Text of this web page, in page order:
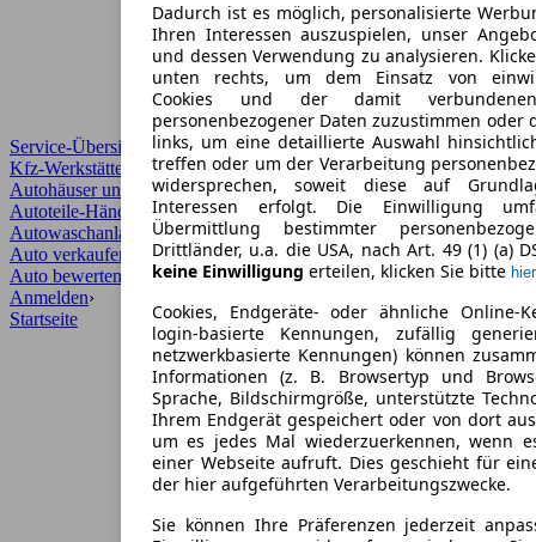
Service-Übersicht
Kfz-Werkstätten
Autohäuser und Händler
Autoteile-Händler
Autowaschanlagen
Auto verkaufen
Auto bewerten
Anmelden›
Dadurch ist es möglich, personalisierte
Ihren Interessen auszuspielen, unser
und dessen Verwendung zu analysieren.
unten rechts, um dem Einsatz von
Cookies und der damit
personenbezogener Daten zuzustimmen oder
links, um eine detaillierte Auswahl
treffen oder um der Verarbeitung
widersprechen, soweit diese auf
Interessen erfolgt. Die Einwilligung
Übermittlung bestimmter
Drittländer, u.a. die USA, nach Art. 49 (1) (a)
keine Einwilligung erteilen, klicken Sie bitte hier
Cookies, Endgeräte- oder ähnliche Online-
login-basierte Kennungen, zufällig
netzwerkbasierte Kennungen) können
Informationen (z. B. Browsertyp und
Sprache, Bildschirmgröße, unterstützte
Ihrem Endgerät gespeichert oder von dort
um es jedes Mal wiederzuerkennen, wenn
einer Webseite aufruft. Dies geschieht für
der hier aufgeführten Verarbeitungszwecke.
Sie können Ihre Präferenzen jederzeit
Startseite